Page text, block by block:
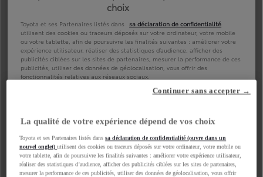
La qualité de votre expérience dépend de vos choix
Toyota et ses Partenaires listés danssa déclaration de confidentialité (ouvre dans un
nouvel onglet)utilisent des cookies ou traceurs déposés sur votre ordinateur, votre mobile ou
votre tablette, afin de poursuivre les finalités suivantes : améliorer votre expérience utilisateur,
réaliser des statistiques d’audience, afficher des publicités ciblées sur les sites de partenaires,
mesurer la performance de ces publicités, utiliser des données de géolocalisation, vous offrir
Continuer sans accepter →